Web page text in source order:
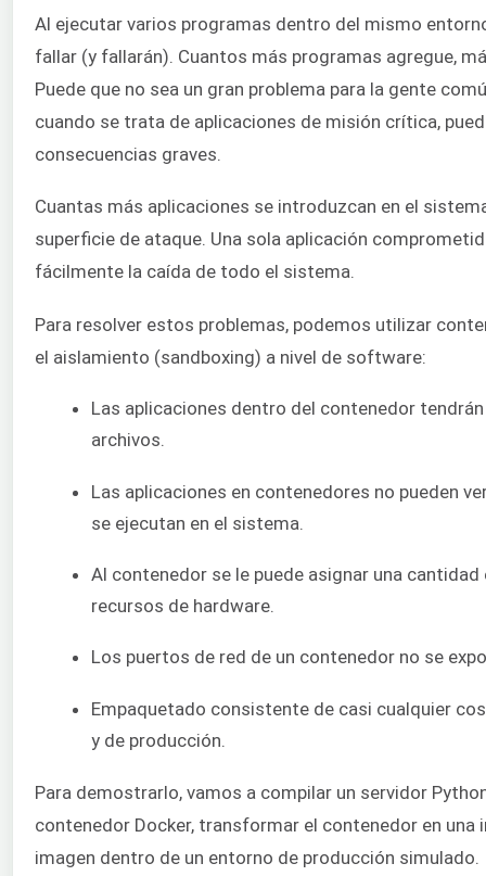
Al ejecutar varios programas dentro del mismo
fallar (y fallarán). Cuantos más programas agregue,
Puede que no sea un gran problema para la gente
cuando se trata de aplicaciones de misión crítica,
consecuencias graves.
Cuantas más aplicaciones se introduzcan en el
superficie de ataque. Una sola aplicación
fácilmente la caída de todo el sistema.
Para resolver estos problemas, podemos utilizar
el aislamiento (sandboxing) a nivel de software:
Las aplicaciones dentro del contenedor
archivos.
Las aplicaciones en contenedores no pueden
se ejecutan en el sistema.
Al contenedor se le puede asignar una
recursos de hardware.
Los puertos de red de un contenedor no se
Empaquetado consistente de casi cualquier
y de producción.
Para demostrarlo, vamos a compilar un servidor
contenedor Docker, transformar el contenedor en una
imagen dentro de un entorno de producción simulado.